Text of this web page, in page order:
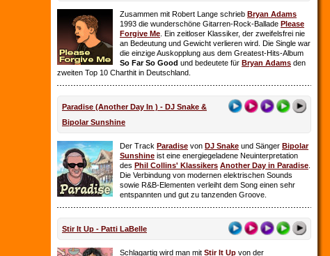
Zusammen mit Robert Lange schrieb Bryan Adams
1993 die wunderschöne Gitarren-Rock-Ballade Please
Forgive Me . Ein zeitloser Klassiker, der zweifelsfrei nie
an Bedeutung und Gewicht verlieren wird. Die Single war
die einzige Auskopplung aus dem Greatest-Hits-Album
So Far So Good und bedeutete für Bryan Adams den
zweiten Top 10 Charthit in Deutschland.
Paradise (Another Day In ) - DJ Snake &
Bipolar Sunshine
Der Track Paradise von DJ Snake und Sänger Bipolar
Sunshine ist eine energiegeladene Neuinterpretation
des Phil Collins' Klassikers Another Day in Paradise
Die Verbindung von modernen elektrischen Sounds
sowie R&B-Elementen verleiht dem Song einen sehr
entspannten und gut zu tanzenden Groove.
Stir It Up - Patti LaBelle
Schlagartig wird man mit Stir It Up von der